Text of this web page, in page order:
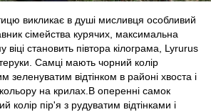
викликає в душі мисливця особливий
сімейства курячих, максимальна
віці становить півтора кілограма, Lyrurus
Самці мають чорний колір
зеленуватим відтінком в районі хвоста і
на крилах.В оперенні самок
колір пір'я з рудуватим відтінками і